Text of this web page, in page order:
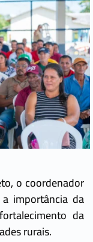
o coordenador
importância da
da
rurais.